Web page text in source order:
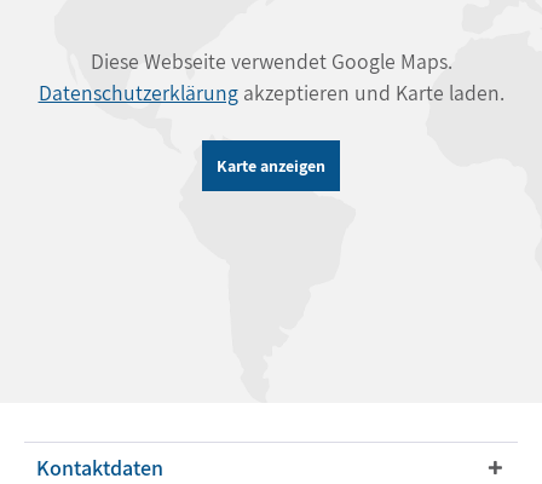
Diese Webseite verwendet Google Maps.
Datenschutzerklärungakzeptieren und Karte laden.
Karte anzeigen
Kontaktdaten